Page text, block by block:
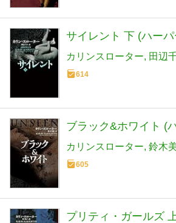
サイレント 下 (ハー
カリンスローター 田辺
614
ブラック&ホワイト (
カリンスローター 鈴木
605
プリティ・ガールズ